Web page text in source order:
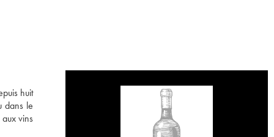
huit
dans le
vins